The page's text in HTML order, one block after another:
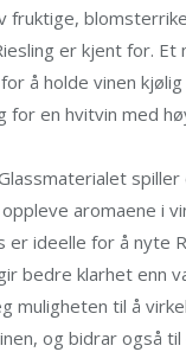
fruktige,
er kjent for. Et
å holde vinen
for en hvitvin med
spiller
aromaene i
er ideelle for å nyte
bedre klarhet enn
muligheten til å
og bidrar også